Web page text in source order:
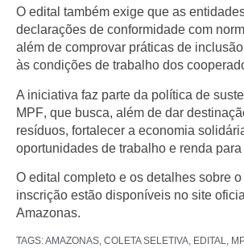
O edital também exige que as
declarações de conformidade com
além de comprovar práticas de inclusão
às condições de trabalho dos
A iniciativa faz parte da política de
MPF, que busca, além de dar
resíduos, fortalecer a economia
oportunidades de trabalho e renda
O edital completo e os detalhes sobre
inscrição estão disponíveis no site
Amazonas.
TAGS:AMAZONAS, COLETA SELETIVA, EDITAL,